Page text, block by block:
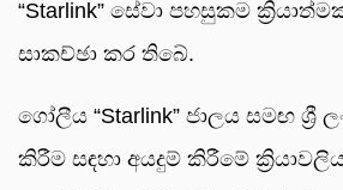
“Starlink” සේවා පහසුකම
සාකච්ඡා කර තිබේ.
ගෝලීය “Starlink” ජාලය සමඟ ශ්‍රී
කිරීම සඳහා අයදුම් කිරීමේ